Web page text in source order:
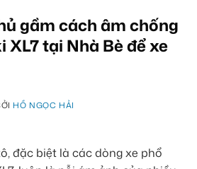
gầm cách âm chống
XL7 tại Nhà Bè để xe
HỒ NGỌC HẢI
đặc biệt là các dòng xe phổ